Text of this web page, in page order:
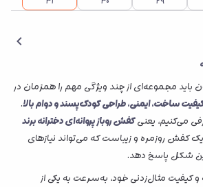
مجموعه‌ای از چند ویژگی مهم را همزمان در
ساخت، ایمنی، طراحی کودک‌پسند و دوام بالا.
می‌کنیم، یعنیکفش روباز پروانه‌ای دخترانه برند
یک کفش روزمره و زیباست که می‌تواند نیازهای
شکل پاسخ دهد.
کیفیت مثال‌زدنی خود، به‌سرعت به یکی از